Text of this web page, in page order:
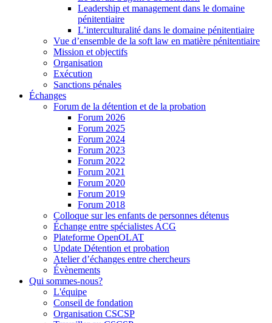
Leadership et management dans le domaine
pénitentiaire
L’interculturalité dans le domaine pénitentiaire
Vue d’ensemble de la soft law en matière pénitentiaire
Mission et objectifs
Organisation
Exécution
Sanctions pénales
Échanges
Forum de la détention et de la probation
Forum 2026
Forum 2025
Forum 2024
Forum 2023
Forum 2022
Forum 2021
Forum 2020
Forum 2019
Forum 2018
Colloque sur les enfants de personnes détenus
Échange entre spécialistes ACG
Plateforme OpenOLAT
Update Détention et probation
Atelier d’échanges entre chercheurs
Évènements
Qui sommes-nous?
L'équipe
Conseil de fondation
Organisation CSCSP